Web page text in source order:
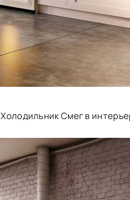
Холодильник Смег в